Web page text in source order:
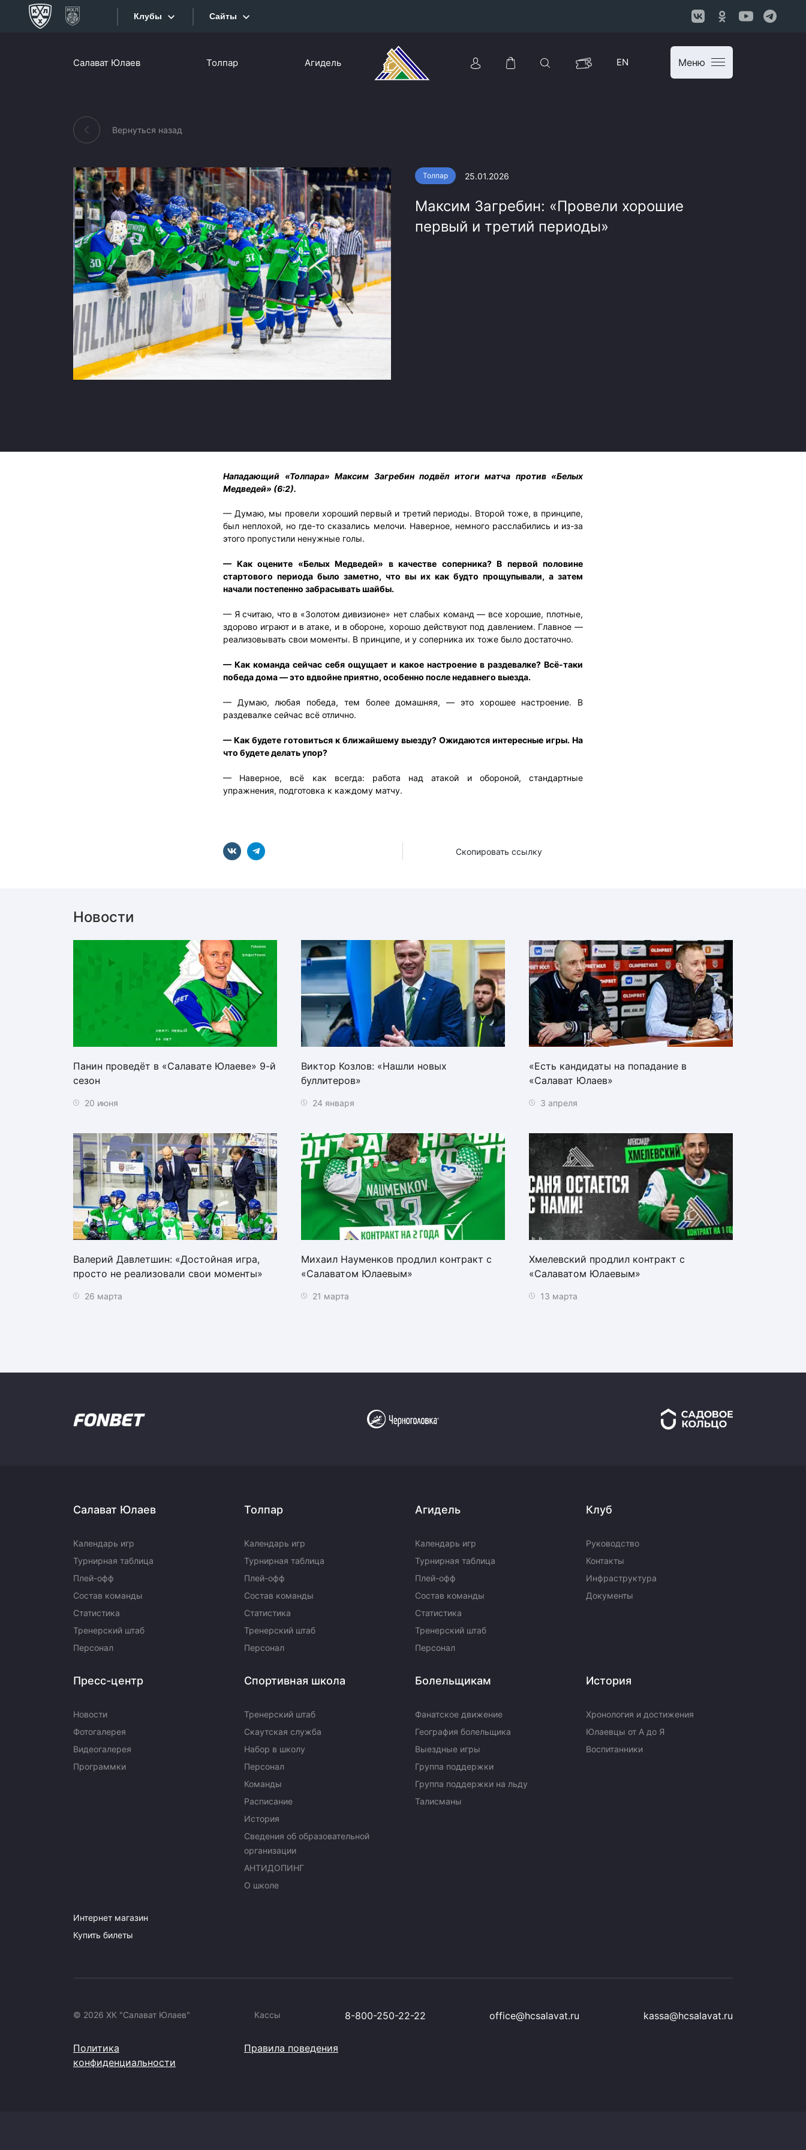
Клубы
Конференция «Запад»
ХК Сочи
Дивизион Тарасова
Динамо Мн
Динамо М
Локомотив
Северсталь
Шанхайские Драконы
Конференция «Восток»
Трактор
Дивизион Чернышева
Авангард
Адмирал
Амур
Барыс
Салават Юлаев
Сибирь
Сайты
Сайты
Интернет-магазин
Фотобанк
Приложение КХЛ
Салават Юлаев Толпар Агидель EN Меню
Вернуться назад
Толпар 25.01.2026
Максим Загребин: «Провели хорошие
первый и третий периоды»
Нападающий «Толпара» Максим Загребин подвёл итоги матча против «Белых
Медведей» (6:2).
— Думаю, мы провели хороший первый и третий периоды. Второй тоже, в принципе,
был неплохой, но где-то сказались мелочи. Наверное, немного расслабились и из-за
этого пропустили ненужные голы.
— Как оцените «Белых Медведей» в качестве соперника? В первой половине
стартового периода было заметно, что вы их как будто прощупывали, а затем
начали постепенно забрасывать шайбы.
— Я считаю, что в «Золотом дивизионе» нет слабых команд — все хорошие, плотные,
здорово играют и в атаке, и в обороне, хорошо действуют под давлением. Главное —
реализовывать свои моменты. В принципе, и у соперника их тоже было достаточно.
— Как команда сейчас себя ощущает и какое настроение в раздевалке? Всё-таки
победа дома — это вдвойне приятно, особенно после недавнего выезда.
— Думаю, любая победа, тем более домашняя, — это хорошее настроение. В
раздевалке сейчас всё отлично.
— Как будете готовиться к ближайшему выезду? Ожидаются интересные игры. На
что будете делать упор?
— Наверное, всё как всегда: работа над атакой и обороной, стандартные
упражнения, подготовка к каждому матчу.
Скопировать ссылку
Новости
Панин проведёт в «Салавате Юлаеве» 9-й
сезон
20 июня
Виктор Козлов: «Нашли новых
буллитеров»
24 января
«Есть кандидаты на попадание в
«Салават Юлаев»
3 апреля
Валерий Давлетшин: «Достойная игра,
просто не реализовали свои моменты»
26 марта
Михаил Науменков продлил контракт с
«Салаватом Юлаевым»
21 марта
Хмелевский продлил контракт с
«Салаватом Юлаевым»
13 марта
Салават Юлаев
Календарь игр
Турнирная таблица
Плей-офф
Состав команды
Статистика
Тренерский штаб
Персонал
Толпар
Календарь игр
Турнирная таблица
Плей-офф
Состав команды
Статистика
Тренерский штаб
Персонал
Агидель
Календарь игр
Турнирная таблица
Плей-офф
Состав команды
Статистика
Тренерский штаб
Персонал
Клуб
Руководство
Контакты
Инфраструктура
Документы
Пресс-центр
Новости
Фотогалерея
Видеогалерея
Программки
Спортивная школа
Тренерский штаб
Скаутская служба
Набор в школу
Персонал
Команды
Расписание
История
Сведения об образовательной
организации
АНТИДОПИНГ
О школе
Болельщикам
Фанатское движение
География болельщика
Выездные игры
Группа поддержки
Группа поддержки на льду
Талисманы
История
Хронология и достижения
Юлаевцы от А до Я
Воспитанники
Интернет магазин
Купить билеты
© 2026 ХК "Салават Юлаев" Кассы 8-800-250-22-22 office@hcsalavat.ru kassa@hcsalavat.ru
Политика
конфиденциальности
Правила поведения